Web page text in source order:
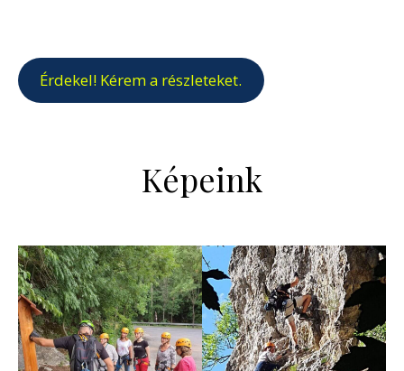
Érdekel! Kérem a részleteket.
Képeink